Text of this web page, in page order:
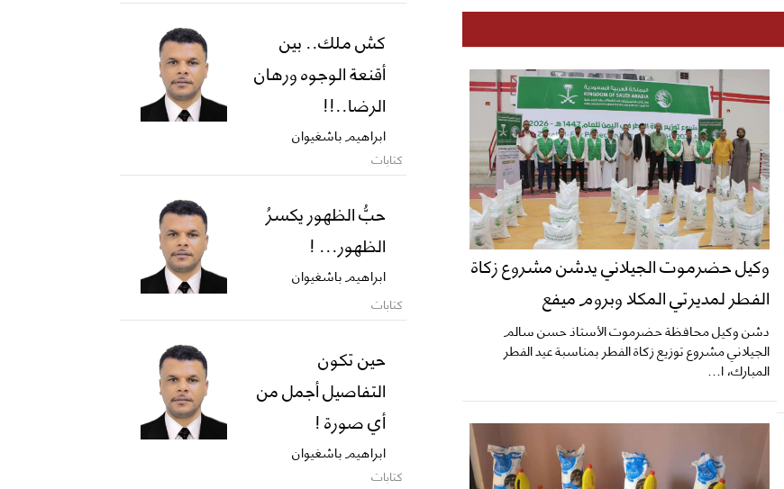
وكيل حضرموت الجيلاني يدشن مشروع زكاة
الفطر لمديرتي المكلا وبروم ميفع
دشن وكيل محافظة حضرموت الأستاذ حسن سالم
الجيلاني مشروع توزيع زكاة الفطر بمناسبة عيد الفطر
المبارك، ا...
كش ملك.. بين
أقنعة الوجوه ورهان
الرضا..!!
ابراهيم باشغيوان
كتابات
حبُّ الظهور يكسرُ
الظهور... !
ابراهيم باشغيوان
كتابات
حين تكون
التفاصيل أجمل من
أي صورة !
ابراهيم باشغيوان
كتابات